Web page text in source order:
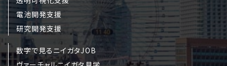
電池開発支援
研究開発支援
数字で見るニイガタJOB